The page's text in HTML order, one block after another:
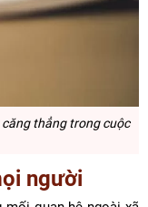
thẳng trong cuộc
người